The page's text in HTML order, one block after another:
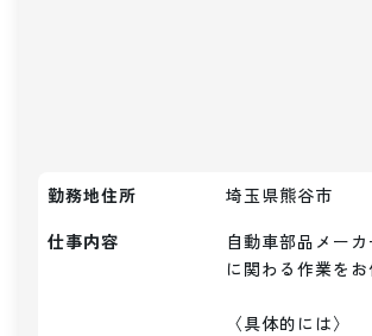
勤務地住所
埼玉県熊谷市
仕事内容
自動車部品メー
に関わる作業をお
〈具体的には〉